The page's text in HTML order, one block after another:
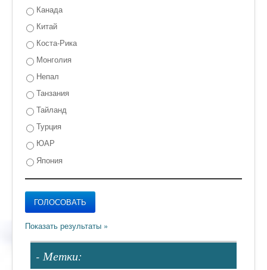
Канада
Китай
Коста-Рика
Монголия
Непал
Танзания
Тайланд
Турция
ЮАР
Япония
- Метки: